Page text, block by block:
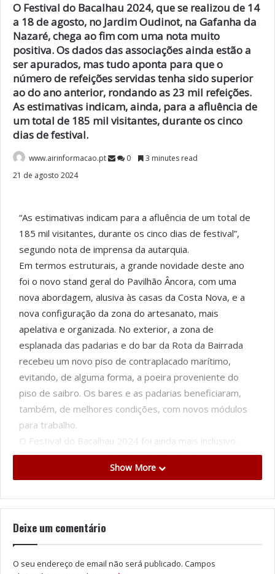
O Festival do Bacalhau 2024, que se realizou de 14
a 18 de agosto, no Jardim Oudinot, na Gafanha da
Nazaré, chega ao fim com uma nota muito
positiva. Os dados das associações ainda estão a
ser apurados, mas tudo aponta para que o
número de refeições servidas tenha sido superior
ao do ano anterior, rondando as 23 mil refeições.
As estimativas indicam, ainda, para a afluência de
um total de 185 mil visitantes, durante os cinco
dias de festival.
www.airinformacao.pt 0
3 minutes read
21 de agosto 2024
“As estimativas indicam para a afluência de um total de
185 mil visitantes, durante os cinco dias de festival”,
segundo nota de imprensa da autarquia.
Em termos estruturais, a grande novidade deste ano
foi o novo stand geral do Pavilhão Âncora, com uma
nova abordagem, alusiva às casas da Costa Nova, e a
nova configuração da zona do artesanato, mais
apelativa e organizada. No exterior, a zona de
esplanada das padarias e do bar da Rota da Bairrada
recebeu um novo piso de contraplacado marítimo,
evitando, de alguma forma, a poeira proveniente do
piso de saibro. Os bares e as padarias beneficiaram,
também, de melhores condições, com novos módulos
para trabalho.
O Festival do Bacalhau 2024 foi ainda mais inclusivo.
Todos os concertos do Palco Estibordo foram
acompanhados de uma intérprete de língua gestual
semelhança do ano anterior, junto ao Palco Estibordo,
de estacionamento para pessoas com mobilidade
Show More
Deixe um comentário
O seu endereço de email não será publicado. Campos